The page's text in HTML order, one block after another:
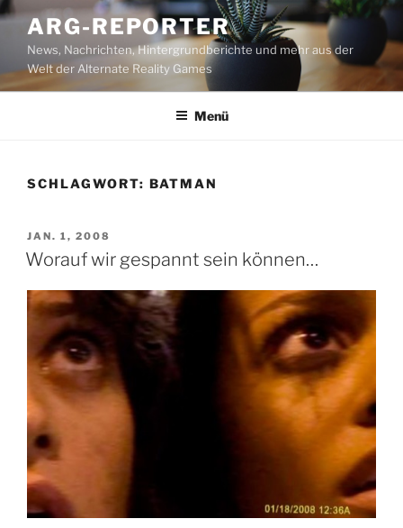
Zum
Inhalt
springen
ARG-REPORTER
News, Nachrichten, Hintergrundberichte und mehr aus der
Welt der Alternate Reality Games
Menü
SCHLAGWORT: BATMAN
VERÖFFENTLICHT
AM
JAN. 1, 2008
Worauf wir gespannt sein können…